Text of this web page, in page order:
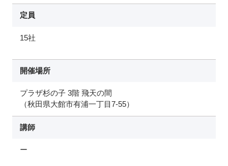
定員
15社
開催場所
プラザ杉の子 3階 飛天の間
（秋田県大館市有浦一丁目7-55）
講師
ー